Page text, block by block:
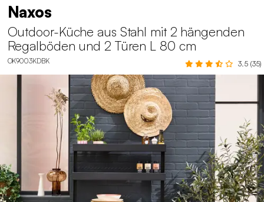
Naxos
Outdoor-Küche aus Stahl mit 2 hängenden
Regalböden und 2 Türen L 80 cm
OK9003KDBK 3.5 (35)